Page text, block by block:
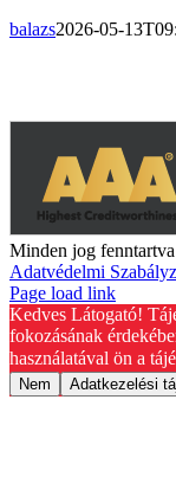
balazs2026-05-
Minden jog
Adatvédelmi
YouTube
Facebook
Page load link
Kedves Látogató!
fokozásának
használatával ön a
Nem
Adatkezelési